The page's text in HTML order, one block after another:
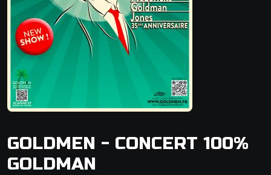
GOLDMEN - CONCERT 100%
GOLDMAN